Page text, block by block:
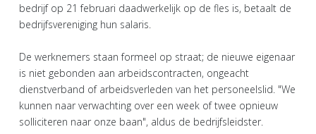
bedrijf op 21 februari daadwerkelijk op de fles is, betaalt de
bedrijfsvereniging hun salaris.
De werknemers staan formeel op straat; de nieuwe eigenaar
is niet gebonden aan arbeidscontracten, ongeacht
dienstverband of arbeidsverleden van het personeelslid. "We
kunnen naar verwachting over een week of twee opnieuw
solliciteren naar onze baan", aldus de bedrijfsleidster.